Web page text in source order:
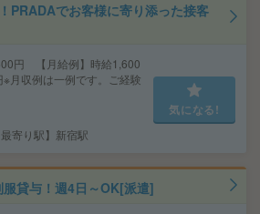
PRADAでお客様に寄り添った接客
円 【月給例】時給1,600
月収例は一例です。ご経験
寄り駅】新宿駅
気になる!
貸与！週4日～OK[派遣]